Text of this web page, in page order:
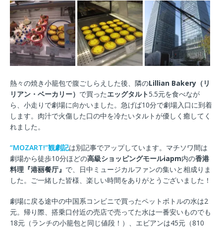
熱々の焼き小籠包で腹ごしらえした後、隣のLillian Bakery（リ
リアン・ベーカリー） で買ったエッグタルト5.5元を食べなが
ら、小走りで劇場に向かいました。急げば10分で劇場入口に到着
します。肉汁で火傷した口の中を冷たいタルトが優しく癒してく
れました。
“MOZART!”観劇記は別記事でアップしています。マチソワ間は
劇場から徒歩10分ほどの高級ショッピングモールiapm内の香港
料理『港丽餐厅』 で、日中ミュージカルファンの集いと相成りま
した。ご一緒した皆様、楽しい時間をありがとうございました！
劇場に戻る途中の中国系コンビニで買ったペットボトルの水は2
元。帰り際、搭乗口付近の売店で売ってた水は一番安いものでも
18元（ランチの小籠包と同じ値段！）、エビアンは45元（810